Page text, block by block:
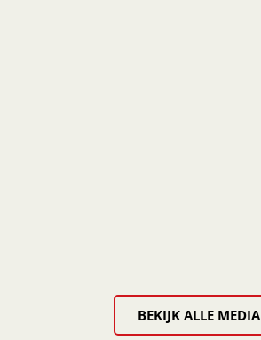
BEKIJK ALLE MEDIA